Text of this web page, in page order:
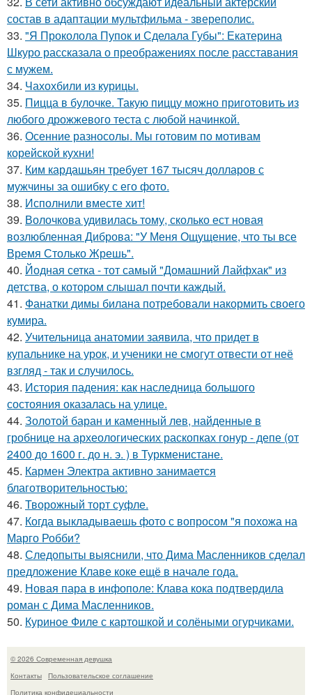
состав в адаптации мультфильма - звереполис.
33. "Я Проколола Пупок и Сделала Губы": Екатерина
Шкуро рассказала о преображениях после расставания
с мужем.
34. Чахохбили из курицы.
35. Пицца в булочке. Такую пиццу можно приготовить из
любого дрожжевого теста с любой начинкой.
36. Осенние разносолы. Мы готовим по мотивам
корейской кухни!
37. Ким кардашьян требует 167 тысяч долларов с
мужчины за ошибку с его фото.
38. Исполнили вместе хит!
39. Волочкова удивилась тому, сколько ест новая
возлюбленная Диброва: "У Меня Ощущение, что ты все
Время Столько Жрешь".
40. Йодная сетка - тот самый "Домашний Лайфхак" из
детства, о котором слышал почти каждый.
41. Фанатки димы билана потребовали накормить своего
кумира.
42. Учительница анатомии заявила, что придет в
купальнике на урок, и ученики не смогут отвести от неё
взгляд - так и случилось.
43. История падения: как наследница большого
состояния оказалась на улице.
44. Золотой баран и каменный лев, найденные в
гробнице на археологических раскопках гонур - депе (от
2400 до 1600 г. до н. э. ) в Туркменистане.
45. Кармен Электра активно занимается
благотворительностью:
46. Творожный торт суфле.
47. Когда выкладываешь фото с вопросом "я похожа на
Марго Робби?
48. Следопыты выяснили, что Дима Масленников сделал
предложение Клаве коке ещё в начале года.
49. Новая пара в инфополе: Клава кока подтвердила
роман с Дима Масленников.
50. Куриное Филе с картошкой и солёными огурчиками.
© 2026 Современная девушка
Контакты
Пользовательское соглашение
Политика конфидециальности